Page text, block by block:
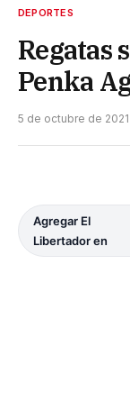
DEPORTES
Regatas
Penka
5 de octubre de 2021
Agregar El
Libertador en